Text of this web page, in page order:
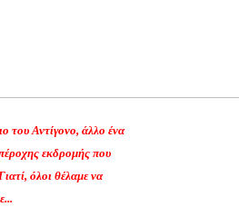
του Αντίγονο, άλλο ένα
εκδρομής που
όλοι θέλαμε να